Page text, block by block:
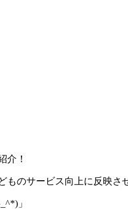
介！
ものサービス向上に反映さ
」